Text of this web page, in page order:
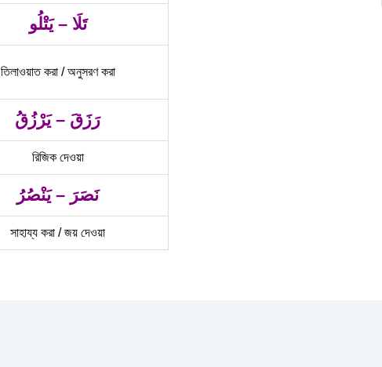
تَلَا – يَتْلُو
তিলাওয়াত করা / অনুসরণ করা
رَزَقَ – يَرْزُقُ
রিজিক দেওয়া
نَصَرَ – يَنْصُرُ
সাহায্য করা / জয় দেওয়া